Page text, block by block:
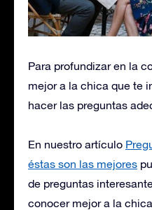
Para profundizar en la
mejor a la chica que te
hacer las preguntas
En nuestro artículo
éstas son las mejores
de preguntas
conocer mejor a la